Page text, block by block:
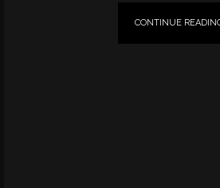
CONTINUE